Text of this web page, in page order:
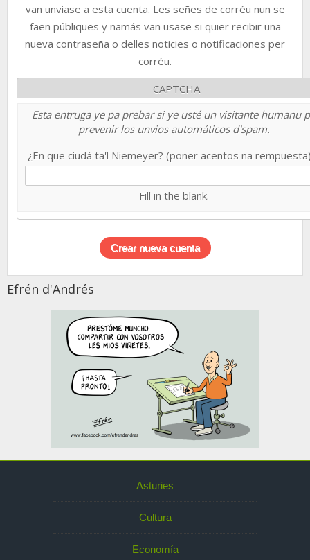
van unviase a esta cuenta. Les señes de corréu nun se
faen públiques y namás van usase si quier recibir una
nueva contraseña o delles noticies o notificaciones per
corréu.
CAPTCHA
Esta entruga ye pa prebar si ye usté un visitante humanu
prevenir los unvios automáticos d'spam.
¿En que ciudá ta'l Niemeyer? (poner acentos na
Fill in the blank.
Efrén d'Andrés
Asturies
Cultura
Economía